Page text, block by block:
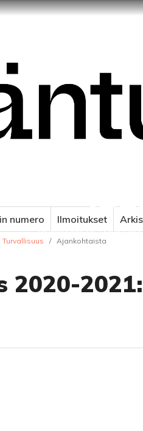
VENÄJÄN JA ITÄISEN
numero Ilmoitukset
Turvallisuus / Ajankohtaista
2020-